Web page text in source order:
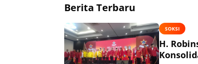
Berita Terbaru
SOKSI
H.